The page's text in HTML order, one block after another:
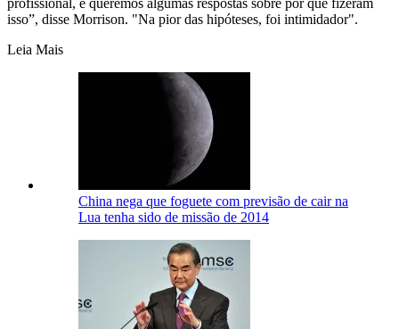
isso”, disse Morrison. "Na pior das hipóteses, foi intimidador".
Leia Mais
China nega que foguete com previsão de cair na
Lua tenha sido de missão de 2014